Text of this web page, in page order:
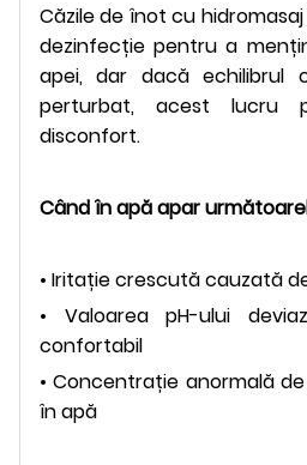
Căzile de înot cu
dezinfecție pentru a
apei, dar dacă echilibrul
perturbat, acest lucru
disconfort.
Când în apă apar
• Iritație crescută cauzată
• Valoarea pH-ului
confortabil
• Concentrație anormală
în apă